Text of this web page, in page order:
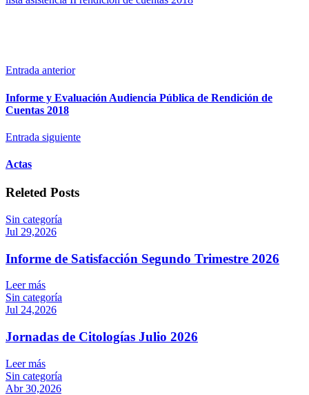
Entrada anterior
Informe y Evaluación Audiencia Pública de Rendición de
Cuentas 2018
Entrada siguiente
Actas
Releted Posts
Sin categoría
Jul 29,2026
Informe de Satisfacción Segundo Trimestre 2026
Leer más
Sin categoría
Jul 24,2026
Jornadas de Citologías Julio 2026
Leer más
Sin categoría
Abr 30,2026